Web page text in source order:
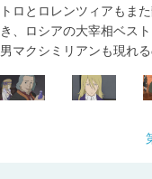
トロとロレンツィアもま
き、ロシアの大宰相ベス
男マクシミリアンも現れる